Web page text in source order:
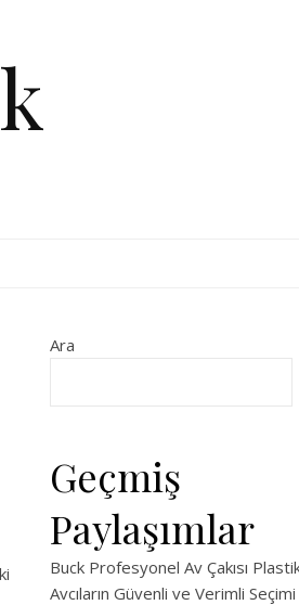
Ara
Geçmiş
Paylaşımlar
Buck Profesyonel Av Çakısı Plastik
Avcıların Güvenli ve Verimli Seçimi